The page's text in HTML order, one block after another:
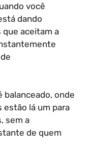
você
dando
aceitam a
balanceado, onde
estão lá um para
sem a
de quem